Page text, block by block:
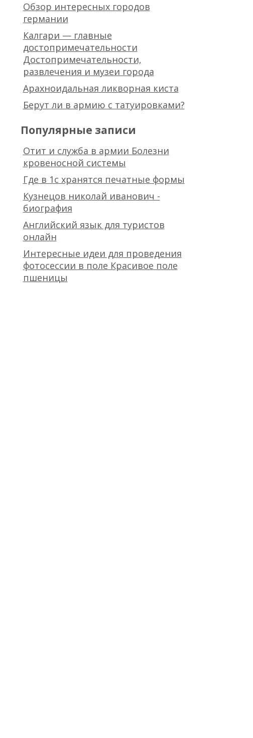
Обзор интересных городов
германии
Калгари — главные
достопримечательности
Достопримечательности,
развлечения и музеи города
Арахноидальная ликворная киста
Берут ли в армию с татуировками?
Популярные записи
Отит и служба в армии Болезни
кровеносной системы
Где в 1с хранятся печатные формы
Кузнецов николай иванович -
биография
Английский язык для туристов
онлайн
Интересные идеи для проведения
фотосессии в поле Красивое поле
пшеницы